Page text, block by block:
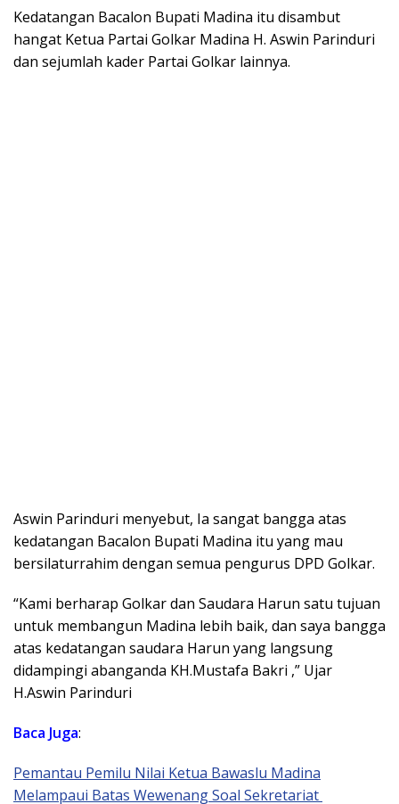
Kedatangan Bacalon Bupati Madina itu disambut
hangat Ketua Partai Golkar Madina H. Aswin Parinduri
dan sejumlah kader Partai Golkar lainnya.
Aswin Parinduri menyebut, Ia sangat bangga atas
kedatangan Bacalon Bupati Madina itu yang mau
bersilaturrahim dengan semua pengurus DPD Golkar.
“Kami berharap Golkar dan Saudara Harun satu tujuan
untuk membangun Madina lebih baik, dan saya bangga
atas kedatangan saudara Harun yang langsung
didampingi abanganda KH.Mustafa Bakri ,” Ujar
H.Aswin Parinduri
Baca Juga:
Pemantau Pemilu Nilai Ketua Bawaslu Madina
Melampaui Batas Wewenang Soal Sekretariat